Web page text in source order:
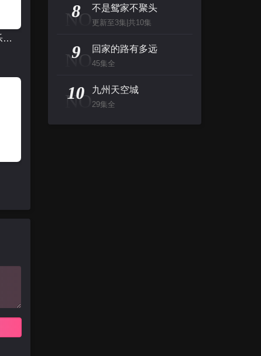
星期五俱乐部17：善良赢得人心
NO
8 不是鸳家不聚头
更新至3集|共10集
NO
9 回家的路有多远
45集全
NO
10 九州天空城
29集全